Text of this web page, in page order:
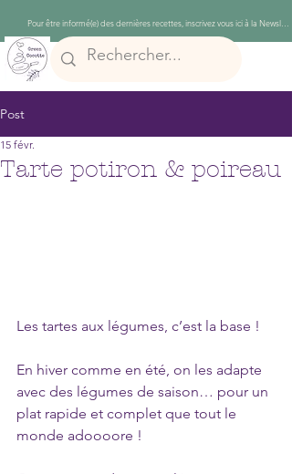
Post
Tarte potiron & poireau
15 févr.
Les tartes aux légumes, c’est la base !
En hiver comme en été, on les adapte
avec des légumes de saison… pour un
plat rapide et complet que tout le
monde adoooore !